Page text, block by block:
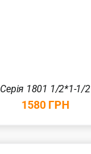
Серія 1801 1/2*1-1/2
1580 ГРН